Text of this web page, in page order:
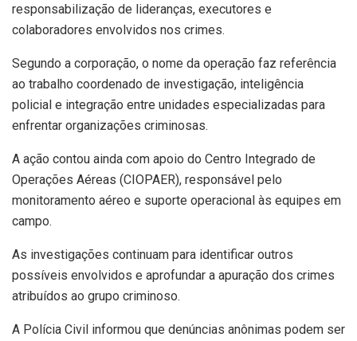
responsabilização de lideranças, executores e
colaboradores envolvidos nos crimes.
Segundo a corporação, o nome da operação faz referência
ao trabalho coordenado de investigação, inteligência
policial e integração entre unidades especializadas para
enfrentar organizações criminosas.
A ação contou ainda com apoio do Centro Integrado de
Operações Aéreas (CIOPAER), responsável pelo
monitoramento aéreo e suporte operacional às equipes em
campo.
As investigações continuam para identificar outros
possíveis envolvidos e aprofundar a apuração dos crimes
atribuídos ao grupo criminoso.
A Polícia Civil informou que denúncias anônimas podem ser